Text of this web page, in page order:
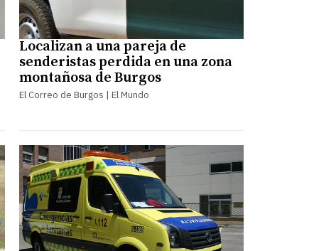
Localizan a una pareja de
senderistas perdida en una zona
montañosa de Burgos
El Correo de Burgos | El Mundo